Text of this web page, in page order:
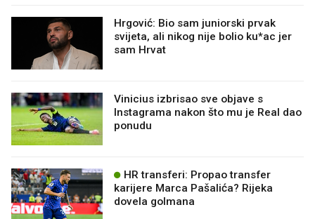
Hrgović: Bio sam juniorski prvak
svijeta, ali nikog nije bolio ku*ac jer
sam Hrvat
Vinicius izbrisao sve objave s
Instagrama nakon što mu je Real dao
ponudu
HR transferi: Propao transfer
karijere Marca Pašalića? Rijeka
dovela golmana